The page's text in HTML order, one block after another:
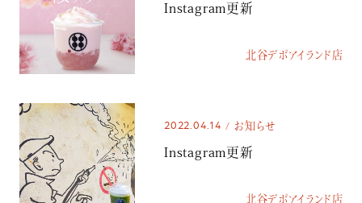
Instagram更新
北谷デポアイランド店
2022.04.14 お知らせ
Instagram更新
北谷デポアイランド店